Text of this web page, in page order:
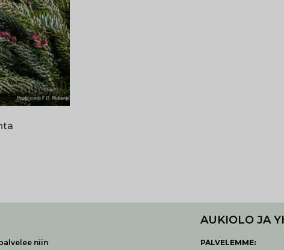
niin
AUKIOLO JA
PALVELEMME: